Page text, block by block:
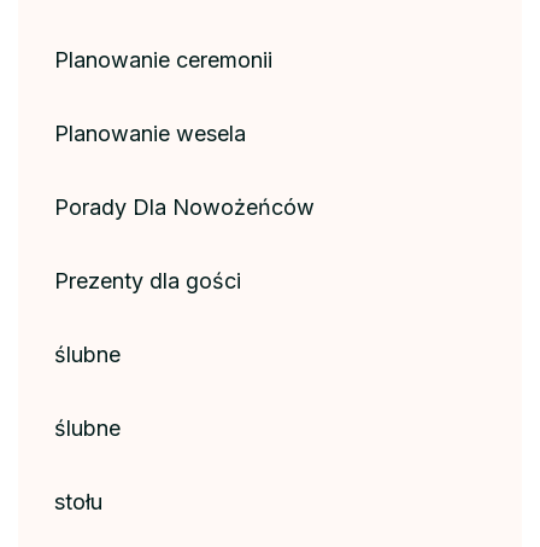
Planowanie ceremonii
Planowanie wesela
Porady Dla Nowożeńców
Prezenty dla gości
ślubne
ślubne
stołu